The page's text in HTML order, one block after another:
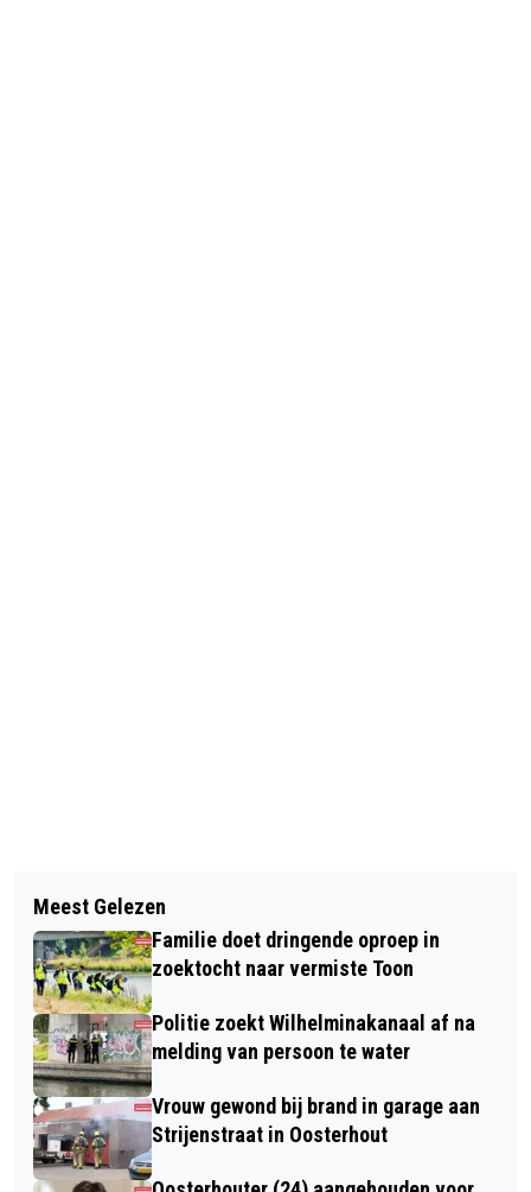
WETHOUDER DEES MELSEN NIET
BESCHIKBAAR VOOR NIEUW COLLEGE
REMCO LUYTEN NIEUWE VOORZITTER
VOETBALVERENIGING TSC
Meest Gelezen
Familie doet dringende oproep in
zoektocht naar vermiste Toon
Politie zoekt Wilhelminakanaal af na
melding van persoon te water
Vrouw gewond bij brand in garage aan
Strijenstraat in Oosterhout